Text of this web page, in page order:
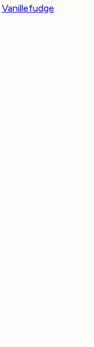
Vanillefudge